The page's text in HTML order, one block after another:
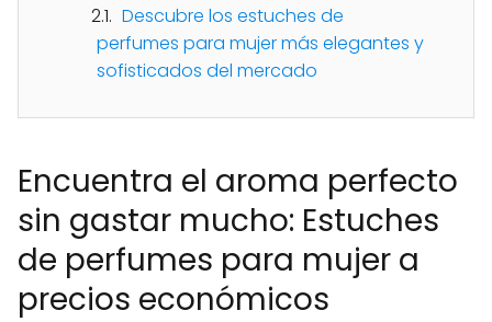
Descubre los estuches de
perfumes para mujer más elegantes y
sofisticados del mercado
Encuentra el aroma perfecto
sin gastar mucho: Estuches
de perfumes para mujer a
precios económicos